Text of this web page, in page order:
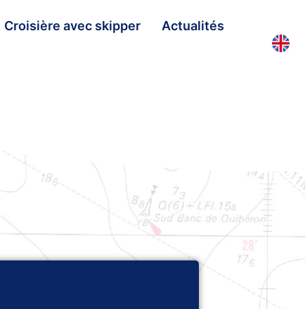
Croisière avec skipper Actualités